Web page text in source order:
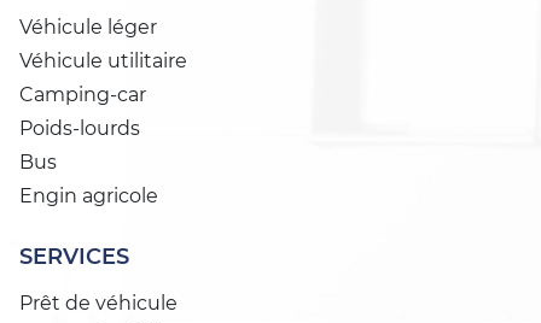
Véhicule léger
Véhicule utilitaire
Camping-car
Poids-lourds
Bus
Engin agricole
SERVICES
Prêt de véhicule